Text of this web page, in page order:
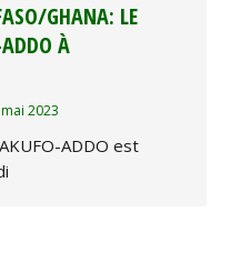
GHANA: LE
À
2023
ADDO est